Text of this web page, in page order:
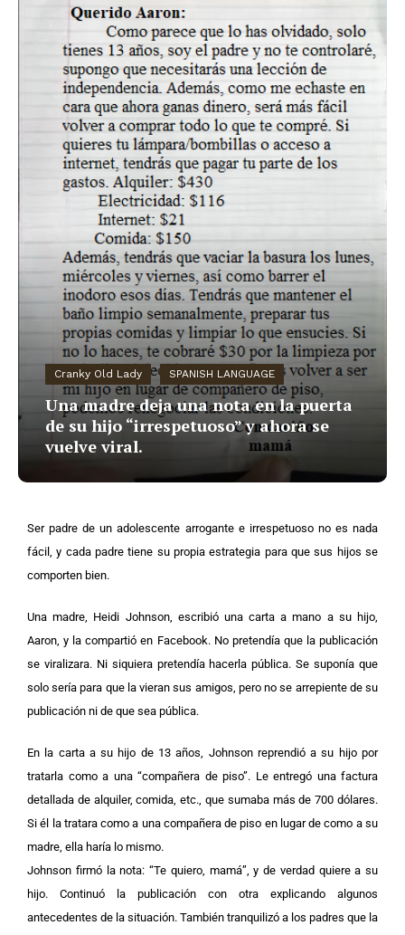
Cranky Old Lady SPANISH LANGUAGE
Una madre deja una nota en la puerta
de su hijo “irrespetuoso” y ahora se
vuelve viral.
Ser padre de un adolescente arrogante e irrespetuoso no es nada
fácil, y cada padre tiene su propia estrategia para que sus hijos se
comporten bien.
Una madre, Heidi Johnson, escribió una carta a mano a su hijo,
Aaron, y la compartió en Facebook. No pretendía que la publicación
se viralizara. Ni siquiera pretendía hacerla pública. Se suponía que
solo sería para que la vieran sus amigos, pero no se arrepiente de su
publicación ni de que sea pública.
En la carta a su hijo de 13 años, Johnson reprendió a su hijo por
tratarla como a una “compañera de piso”. Le entregó una factura
detallada de alquiler, comida, etc., que sumaba más de 700 dólares.
Si él la tratara como a una compañera de piso en lugar de como a su
madre, ella haría lo mismo.
Johnson firmó la nota: “Te quiero, mamá”, y de verdad quiere a su
hijo. Continuó la publicación con otra explicando algunos
antecedentes de la situación. También tranquilizó a los padres que la